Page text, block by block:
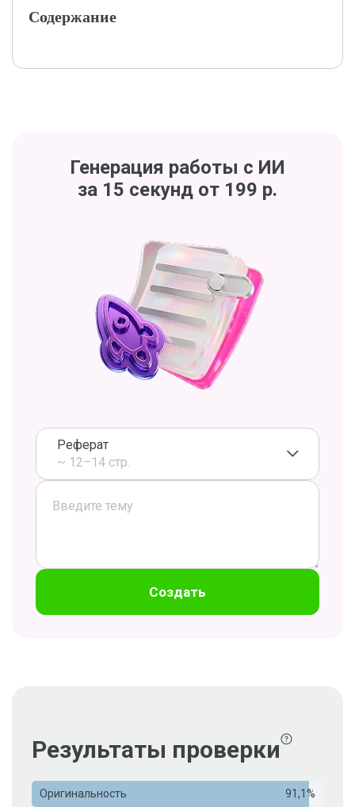
Содержание
Генерация работы с ИИ
за 15 секунд от 199 р.
Реферат
~ 12–14 стр.
Создать
Результаты проверки
Оригинальность 91,1%